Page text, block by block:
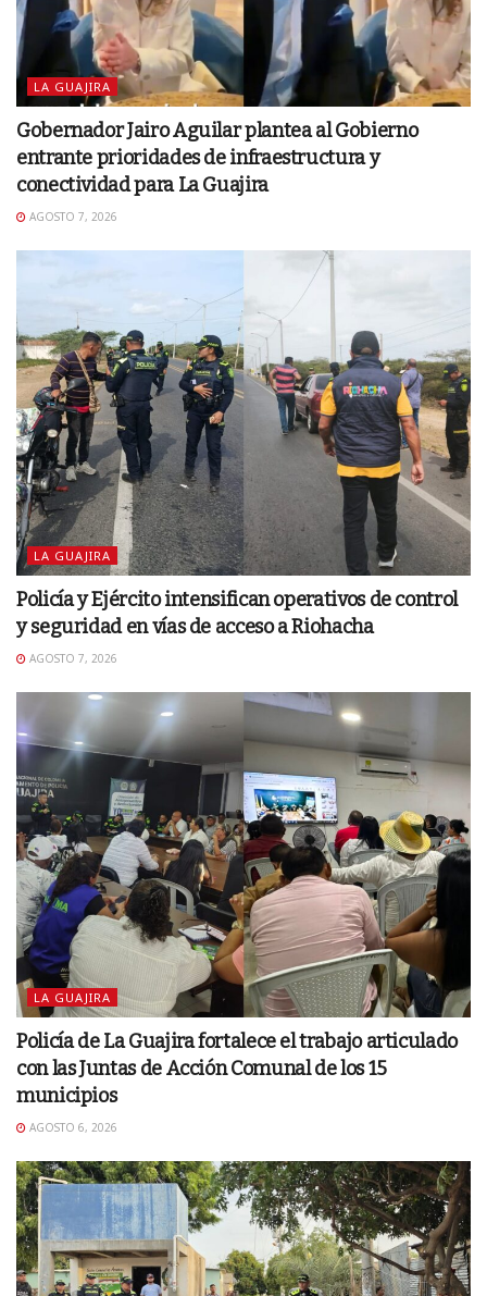
LA GUAJIRA
Gobernador Jairo Aguilar plantea al Gobierno
entrante prioridades de infraestructura y
conectividad para La Guajira
AGOSTO 7, 2026
LA GUAJIRA
Policía y Ejército intensifican operativos de control
y seguridad en vías de acceso a Riohacha
AGOSTO 7, 2026
LA GUAJIRA
Policía de La Guajira fortalece el trabajo articulado
con las Juntas de Acción Comunal de los 15
municipios
AGOSTO 6, 2026